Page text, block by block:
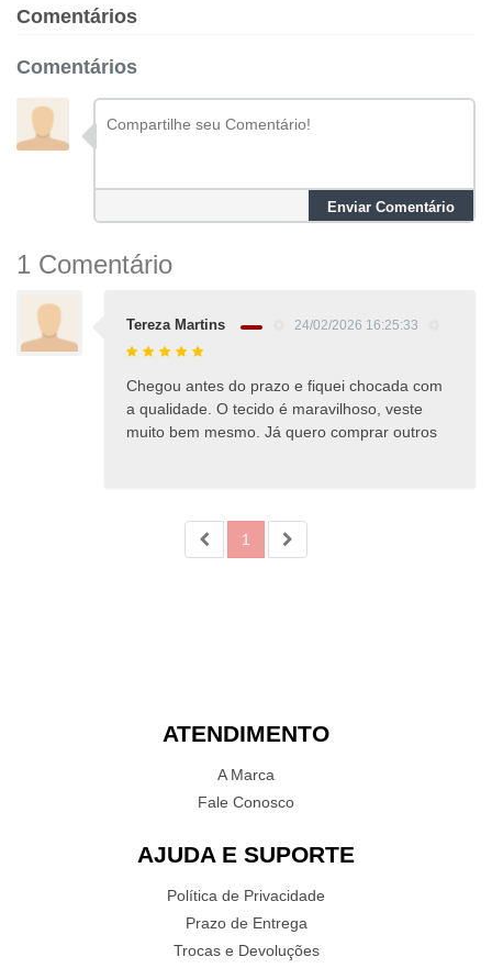
Comentários
Comentários
Enviar Comentário
1 Comentário
Tereza Martins 24/02/2026 16:25:33
Chegou antes do prazo e fiquei chocada com
a qualidade. O tecido é maravilhoso, veste
muito bem mesmo. Já quero comprar outros
1
ATENDIMENTO
A Marca
Fale Conosco
AJUDA E SUPORTE
Política de Privacidade
Prazo de Entrega
Trocas e Devoluções